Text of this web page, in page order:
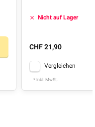
Nicht auf Lager
CHF 21,90
Vergleichen
* Inkl. MwSt.